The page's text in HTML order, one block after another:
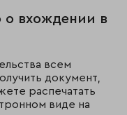
о вхождении в
всем
документ,
распечатать
виде на